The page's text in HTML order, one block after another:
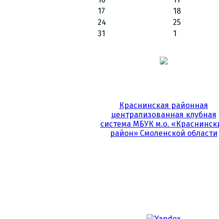
17
18
24
25
31
1
Краснинская районная
централизованная клубная
система МБУК м.о.
район» Смоленской области